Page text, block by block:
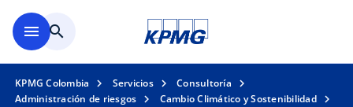
menu search
KPMG Colombia Servicios
Consultoría
Administración de riesgos
Cambio Climático y Sostenibilidad